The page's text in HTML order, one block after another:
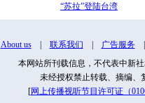
“苏拉”登陆台湾
About us| 联系我们 广告服务
本网站所刊载信息，不代表中新
未经授权禁止转载、摘编、
[网上传播视听节目许可证（